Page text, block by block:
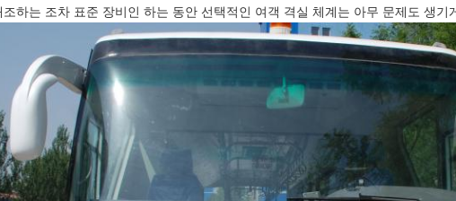
조하는 조차 표준 장비인 하는 동안 선택적인 여객 격실 체계는 아무 문제도 생기